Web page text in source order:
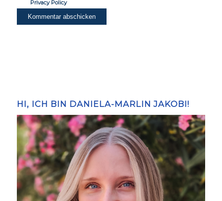
Privacy Policy
HI, ICH BIN DANIELA-MARLIN JAKOBI!